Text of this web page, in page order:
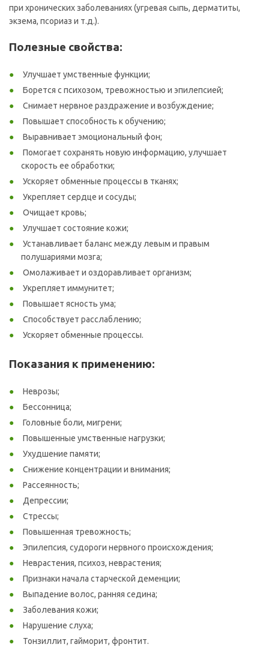
при хронических заболеваниях (угревая сыпь, дерматиты,
экзема, псориаз и т.д.).
Полезные свойства:
Улучшает умственные функции;
Борется с психозом, тревожностью и эпилепсией;
Снимает нервное раздражение и возбуждение;
Повышает способность к обучению;
Выравнивает эмоциональный фон;
Помогает сохранять новую информацию, улучшает
скорость ее обработки;
Ускоряет обменные процессы в тканях;
Укрепляет сердце и сосуды;
Очищает кровь;
Улучшает состояние кожи;
Устанавливает баланс между левым и правым
полушариями мозга;
Омолаживает и оздоравливает организм;
Укрепляет иммунитет;
Повышает ясность ума;
Способствует расслаблению;
Ускоряет обменные процессы.
Показания к применению:
Неврозы;
Бессонница;
Головные боли, мигрени;
Повышенные умственные нагрузки;
Ухудшение памяти;
Снижение концентрации и внимания;
Рассеянность;
Депрессии;
Стрессы;
Повышенная тревожность;
Эпилепсия, судороги нервного происхождения;
Неврастения, психоз, неврастения;
Признаки начала старческой деменции;
Выпадение волос, ранняя седина;
Заболевания кожи;
Нарушение слуха;
Тонзиллит, гайморит, фронтит.